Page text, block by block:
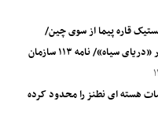
بالستیک قاره پیما از سوی چین/
رزمایش همزمان نیروی دریایی روسیه و ناتو در «دریای سیاه»/ نامه ۱۱۳ سازمان
هسته ای نطنز را محدود کرده